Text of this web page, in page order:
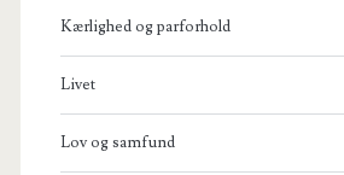
Kærlighed og parforhold
Livet
Lov og samfund